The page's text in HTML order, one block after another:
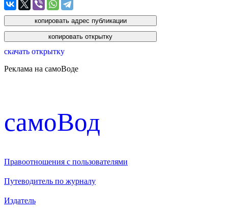
скачать открытку
Реклама на самоВоде
cамоВод
Правоотношения с пользователями
Путеводитель по журналу
Издатель